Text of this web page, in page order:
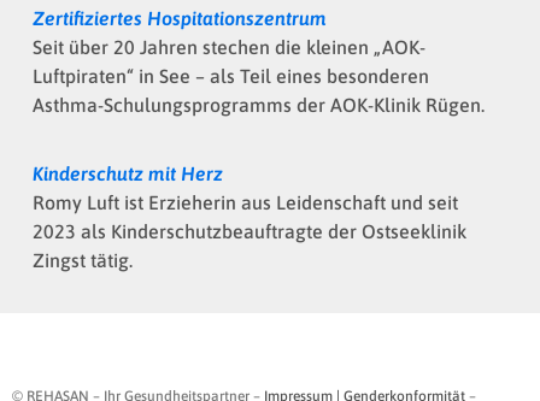
Zertifiziertes Hospitationszentrum
Seit über 20 Jahren stechen die kleinen „AOK-
Luftpiraten“ in See – als Teil eines besonderen
Asthma-Schulungsprogramms der AOK-Klinik Rügen.
Kinderschutz mit Herz
Romy Luft ist Erzieherin aus Leidenschaft und seit
2023 als Kinderschutzbeauftragte der Ostseeklinik
Zingst tätig.
© REHASAN – Ihr Gesundheitspartner – Impressum | Genderkonformität –